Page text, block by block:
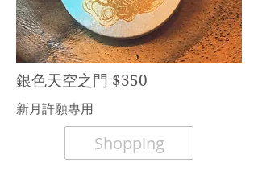
銀色天空之門 $350
​新月許願專用
Shopping